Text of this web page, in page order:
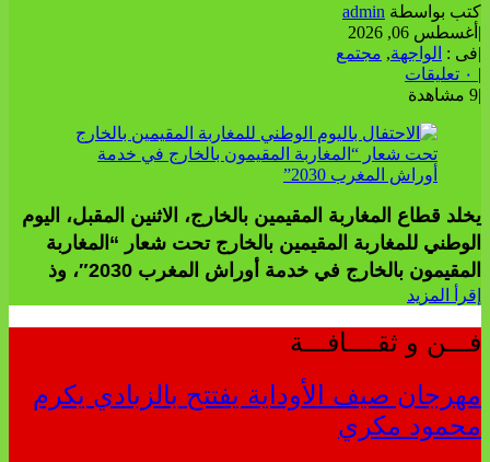
كتب بواسطة admin
| أغسطس 06, 2026
|فى : الواجهة, مجتمع
|
|9 مشاهدة
يخلد قطاع المغاربة المقيمين بالخارج، الاثنين المقبل، اليوم
الوطني للمغاربة المقيمين بالخارج تحت شعار “المغاربة
المقيمون بالخارج في خدمة أوراش المغرب 2030″، وذ
إقرأ المزيد
فـــن و ثقــــافـــة
مهرجان صيف الأوداية يفتتح بالزبادي يكرم
محمود مكري